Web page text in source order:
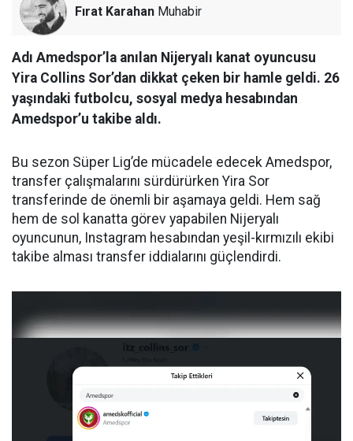
Fırat Karahan Muhabir
Adı Amedspor’la anılan Nijeryalı kanat oyuncusu
Yira Collins Sor’dan dikkat çeken bir hamle geldi. 26
yaşındaki futbolcu, sosyal medya hesabından
Amedspor’u takibe aldı.
Bu sezon Süper Lig’de mücadele edecek Amedspor,
transfer çalışmalarını sürdürürken Yira Sor
transferinde de önemli bir aşamaya geldi. Hem sağ
hem de sol kanatta görev yapabilen Nijeryalı
oyuncunun, Instagram hesabından yeşil-kırmızılı ekibi
takibe alması transfer iddialarını güçlendirdi.